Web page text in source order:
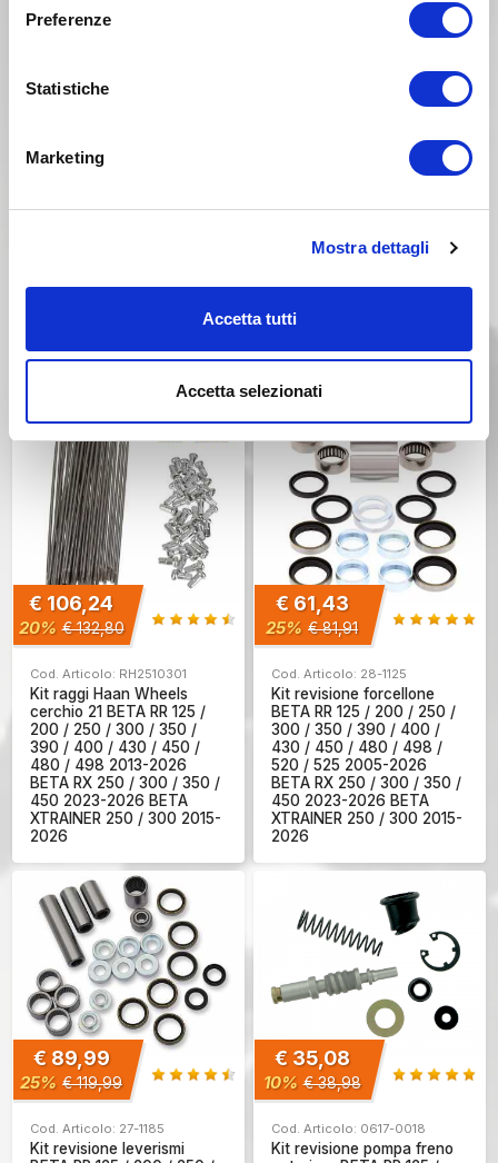
Preferenze
Statistiche
Marketing
Mostra dettagli
Accetta tutti
Accetta selezionati
10% € 36,23
SKF forcella Kayaba BETA
2026 BETA RX 250 / 300 /
350 / 450 2023-2026
10% € 36,23
Cod. Articolo: KITG-48Z
SKF forcella ZF BETA RR
125 2018-2026 BETA RR
200 2019-2026 BETA RR
RR 350 / 390 / 430 / 480
2015-2026
€ 106,24
20% € 132,80
Cod. Articolo: RH2510301
Kit raggi Haan Wheels
cerchio 21 BETA RR 125 /
200 / 250 / 300 / 350 /
390 / 400 / 430 / 450 /
480 / 498 2013-2026
BETA RX 250 / 300 / 350 /
450 2023-2026 BETA
XTRAINER 250 / 300 2015-
2026
€ 61,43
25% € 81,91
Cod. Articolo: 28-1125
Kit revisione forcellone
BETA RR 125 / 200 / 250 /
300 / 350 / 390 / 400 /
430 / 450 / 480 / 498 /
520 / 525 2005-2026
BETA RX 250 / 300 / 350 /
450 2023-2026 BETA
XTRAINER 250 / 300 2015-
2026
€ 89,99
25% € 119,99
Cod. Articolo: 27-1185
Kit revisione leverismi
€ 35,08
10% € 38,98
Cod. Articolo: 0617-0018
Kit revisione pompa freno